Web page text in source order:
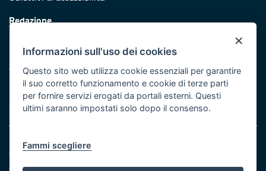
Redazione
Protezione civile
Vai al sito di Protezione Civile Puglia
Iniziativa finanziata con risorse del POR Puglia 2014/2020 -
Asse XI
Note legali
Cookie e privacy
Amministrazione trasparente
×
Informazioni sull'uso dei cookies
Questo sito web utilizza cookie essenziali per garantire
il suo corretto funzionamento e cookie di terze parti
per fornire servizi erogati da portali esterni. Questi
ultimi saranno impostati solo dopo il consenso.
Fammi scegliere